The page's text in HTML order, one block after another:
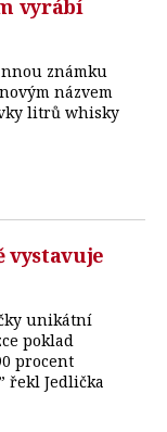
vyrábí
známku
názvem
litrů whisky
vystavuje
unikátní
poklad
procent
řekl Jedlička